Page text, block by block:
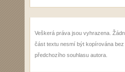
Veškerá práva jsou vyhrazena.
část textu nesmí být kopírována bez
předchozího souhlasu autora.